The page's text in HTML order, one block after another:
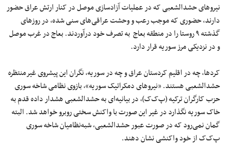
نیروهای حشدالشعبی که در عملیات آزادسازی موصل در کنار ارتش عراق حضور
دارند، حضوری که موجب رعب و وحشت عراقی‌های سنی شده، در روزهای
گذشته ۹ روستا را در منطقه بعاج به تصرف خود درآوردند. بعاج در غرب موصل
و در نزدیکی مرز سوریه قرار دارد.
کردها، چه در اقلیم کردستان عراق و چه در سوریه، نگران این پیشروی غیرمنتظره
حشدالشعبی هستند. «نیروهای دمکراتیک سوریه»، بازوی نظامی شاخه سوری
حزب کارگران ترکیه (پ‌ک‌ک)، در بیانیه‌ای به حشدالشعبی هشدار داده قدم به
خاک سوریه نگذارد در غیر این صورت با واکنش سختی روبرو خواهد شد. البته
گمان نمی‌رود که در صورت عبور حشدالشعبی، شبه‌نظامیان شاخه سوری
پ‌ک‌ک از خود واکنشی نشان دهند.